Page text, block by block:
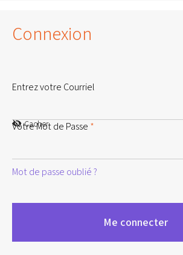
Connexion
Entrez votre Courriel
Votre Mot de Passe *
Cacher
Mot de passe oublié ?